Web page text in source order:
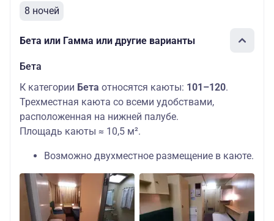
8 ночей
Бета или Гамма или другие варианты
Бета
К категории Бета относятся каюты: 101–120.
Трехместная каюта со всеми удобствами,
расположенная на нижней палубе.
Площадь каюты ≈ 10,5 м².
Возможно двухместное размещение в каюте.